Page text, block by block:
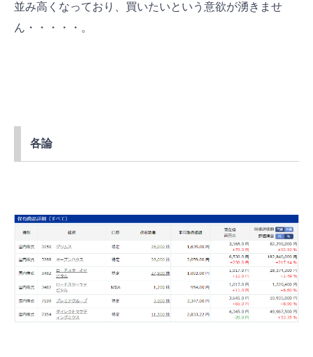
並み高くなっており、買いたいという意欲が湧きませ
ん・・・・・。
各論